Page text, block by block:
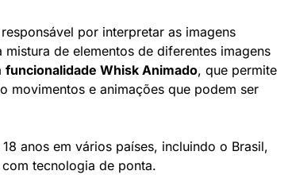
por interpretar as imagens
de elementos de diferentes imagens
funcionalidade Whisk Animado, que permite
movimentos e animações que podem ser
anos em vários países, incluindo o Brasil,
tecnologia de ponta.